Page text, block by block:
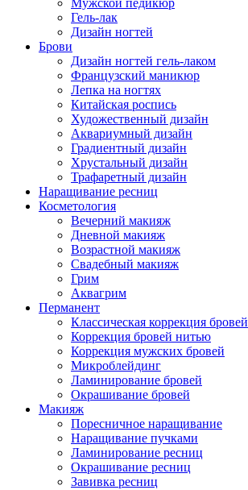
Мужской педикюр
Гель-лак
Дизайн ногтей
Брови
Дизайн ногтей гель-лаком
Французский маникюр
Лепка на ногтях
Китайская роспись
Художественный дизайн
Аквариумный дизайн
Градиентный дизайн
Хрустальный дизайн
Трафаретный дизайн
Наращивание ресниц
Косметология
Вечерний макияж
Дневной макияж
Возрастной макияж
Свадебный макияж
Грим
Аквагрим
Перманент
Классическая коррекция бровей
Коррекция бровей нитью
Коррекция мужских бровей
Микроблейдинг
Ламинирование бровей
Окрашивание бровей
Макияж
Поресничное наращивание
Наращивание пучками
Ламинирование ресниц
Окрашивание ресниц
Завивка ресниц